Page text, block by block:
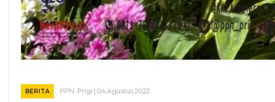
BERITA PPN. Prigi | 04 Agustus 2022